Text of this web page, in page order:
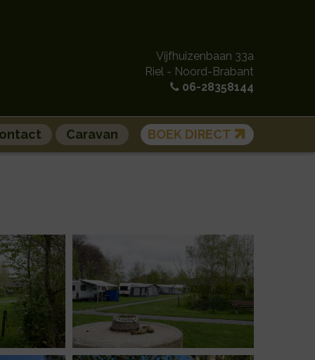
Vijfhuizenbaan 33a
Riel - Noord-Brabant
06-28358144
Caravan BOEK DIRECT